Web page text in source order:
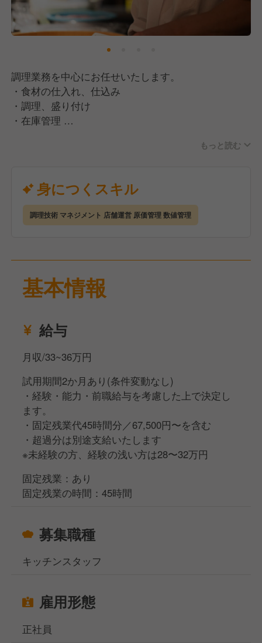
調理業務を中心にお任せいたします。
・食材の仕入れ、仕込み
・調理、盛り付け
・在庫管理
はじめての職場は不安が大きいと思いますが、経験と
ゆくゆくは季節メニューの開発などもできるお店で
す！
⏩️現場が主役となってお店作り！
・お客様に合わせて料理のアレンジ など
どうやったら注文率を上げられるか？
現場スタッフが案を出し
す！
⏩️業界常識を覆す働き方！
業界常識を覆す働き方！
月9日休み・年間126〜130日休みの職場。
多くのスタッフが仕事とプライベートを両立させてい
ます。
休日数が多い分、オンオフしっかり切り替えて休みの
日はしっかり身体を休めてください！
もっと読む
身につくスキル
調理技術 マネジメント 店舗運営 原価管理 数値管理
基本情報
給与
月収/33~36万円
試用期間2か月あり(条件変動なし)
・経験・能力・前職給与を考慮した上で決定し
ます。
・固定残業代45時間分／67,500円〜を含む
・超過分は別途支給いたします
※未経験の方、経験の浅い方は28〜32万円
固定残業：あり
固定残業の時間：45時間
募集職種
キッチンスタッフ
雇用形態
正社員